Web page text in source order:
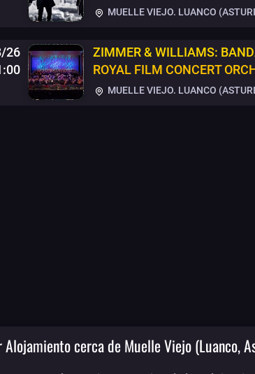
MUELLE VIEJO. LUANCO
26
ZIMMER & WILLIAMS:
ROYAL FILM CONCERT
MUELLE VIEJO. LUANCO
Alojamiento cerca de Muelle Viejo (Luanco,